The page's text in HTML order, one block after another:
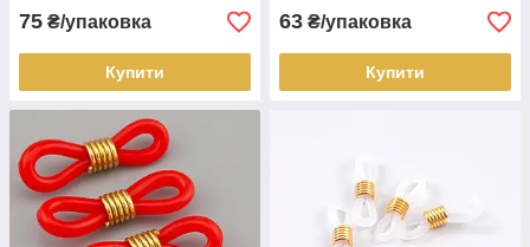
75 ₴/упаковка
Купити
63 ₴/упаковка
Купити